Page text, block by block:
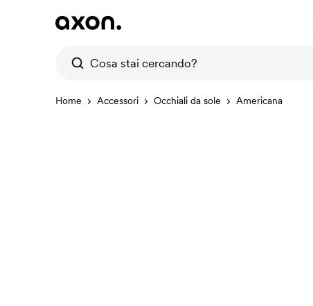
Home Accessori Occhiali da sole Americana